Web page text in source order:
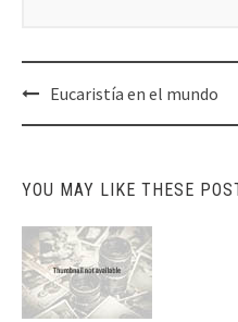
Post
navigation
Eucaristía en el mundo
YOU MAY LIKE THESE